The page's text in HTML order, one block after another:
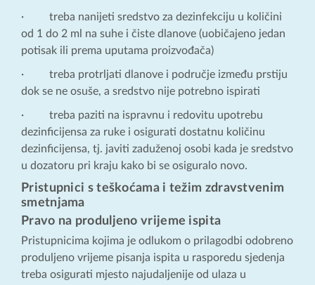
· treba nanijeti sredstvo za dezinfekciju u količini
od 1 do 2 ml na suhe i čiste dlanove (uobičajeno jedan
potisak ili prema uputama proizvođača)
· treba protrljati dlanove i područje između prstiju
dok se ne osuše, a sredstvo nije potrebno ispirati
· treba paziti na ispravnu i redovitu upotrebu
dezinficijensa za ruke i osigurati dostatnu količinu
dezinficijensa, tj. javiti zaduženoj osobi kada je sredstvo
u dozatoru pri kraju kako bi se osiguralo novo.
Pristupnici s teškoćama i težim zdravstvenim
smetnjama
Pravo na produljeno vrijeme ispita
Pristupnicima kojima je odlukom o prilagodbi odobreno
produljeno vrijeme pisanja ispita u rasporedu sjedenja
treba osigurati mjesto najudaljenije od ulaza u